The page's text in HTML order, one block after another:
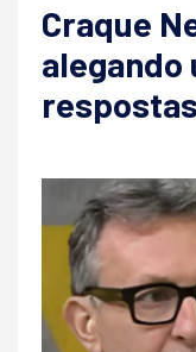
Craque
alegando